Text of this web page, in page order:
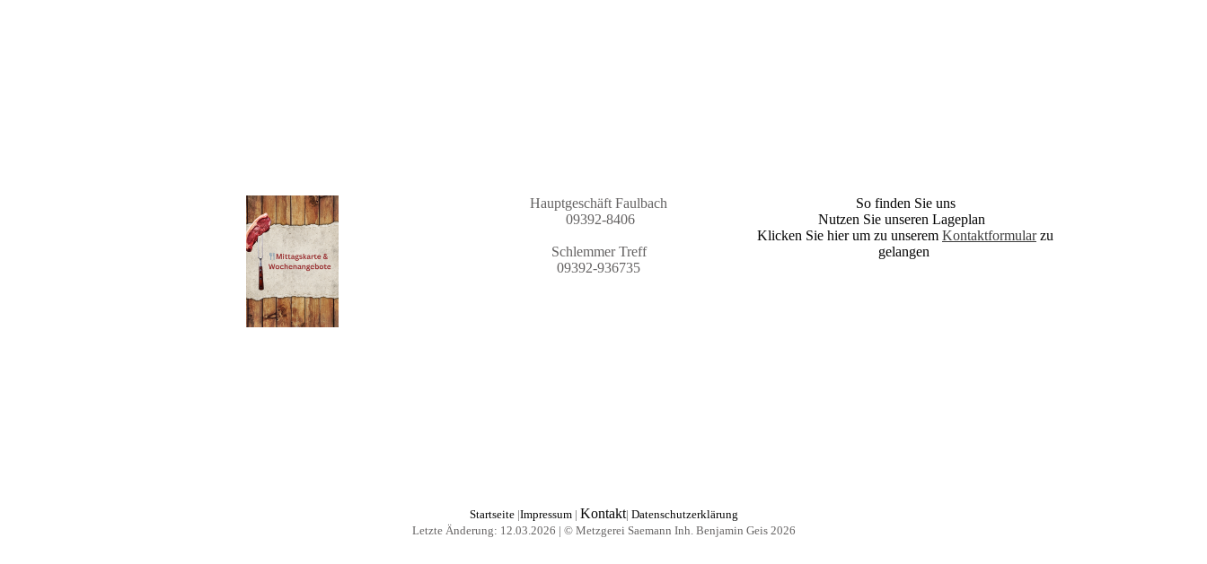
Hauptgeschäft Faulbach
09392-8406
Schlemmer Treff
09392-936735
So finden Sie uns
Nutzen Sie unseren Lageplan
Klicken Sie hier um zu unserem Kontaktformularzu
gelangen
Startseite|Impressum| Kontakt| Datenschutzerklärung
Letzte Änderung: 12.03.2026 | © Metzgerei Saemann Inh. Benjamin Geis 2026